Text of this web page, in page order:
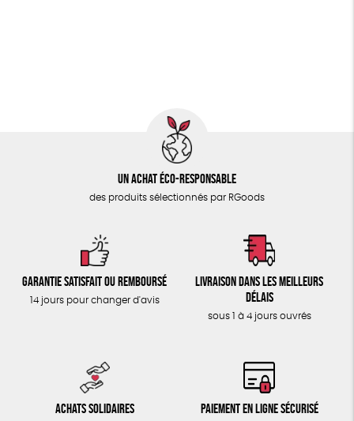
Un achat éco-responsable
des produits sélectionnés par RGoods
Garantie satisfait ou remboursé
14 jours pour changer d'avis
Livraison dans les meilleurs
délais
sous 1 à 4 jours ouvrés
Achats solidaires Paiement en ligne sécurisé